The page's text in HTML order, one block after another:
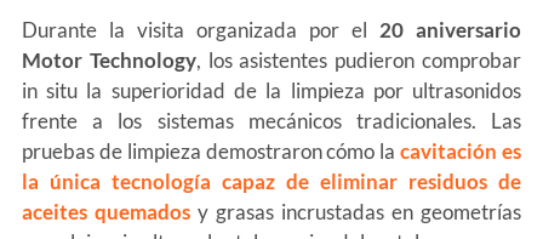
Durante la visita organizada por el 20 aniversario
Motor Technology, los asistentes pudieron comprobar
in situ la superioridad de la limpieza por ultrasonidos
frente a los sistemas mecánicos tradicionales. Las
pruebas de limpieza demostraron cómo la cavitación es
la única tecnología capaz de eliminar residuos de
aceites quemadosy grasas incrustadas en geometrías